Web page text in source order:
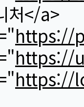
처</a>
https://
https://
https://